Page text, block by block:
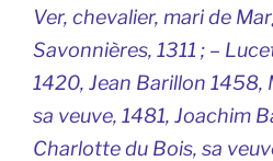
Ver, chevalier, mari de
Savonnières, 1311 ; –
1420, Jean Barillon 1458,
sa veuve, 1481, Joachim
Charlotte du Bois, sa